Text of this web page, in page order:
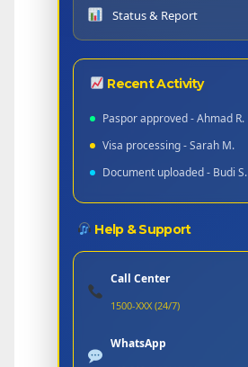
Status & Report
Recent Activity
Paspor approved - Ahmad R.
Visa processing - Sarah M.
Document uploaded - Budi S.
Help & Support
Call Center
1500-XXX (24/7)
WhatsApp